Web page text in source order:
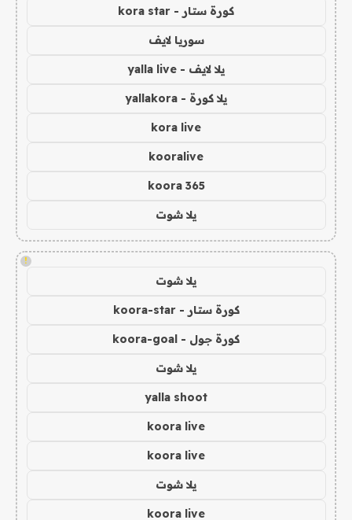
كورة ستار - kora star
سوريا لايف
يلا لايف - yalla live
يلا كورة - yallakora
kora live
kooralive
koora 365
يلا شوت
!
يلا شوت
كورة ستار - koora-star
كورة جول - koora-goal
يلا شوت
yalla shoot
koora live
koora live
يلا شوت
koora live